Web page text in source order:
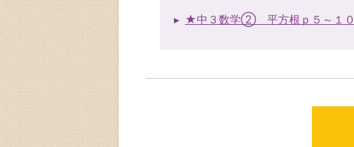
★中３数学② 平方根ｐ５～１０